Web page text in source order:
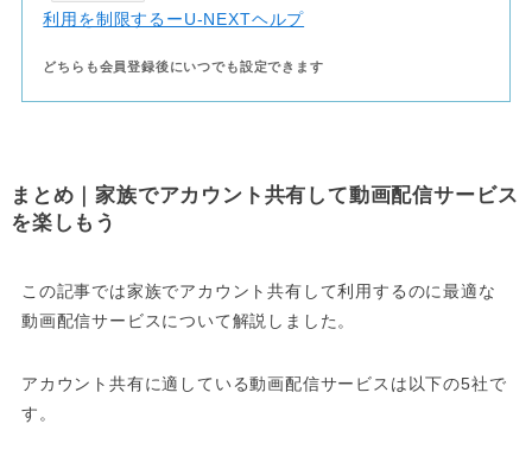
利用を制限するーU-NEXTヘルプ
どちらも会員登録後にいつでも設定できます
まとめ｜家族でアカウント共有して動画配信サービス
を楽しもう
この記事では家族でアカウント共有して利用するのに最適な
動画配信サービスについて解説しました。
アカウント共有に適している動画配信サービスは以下の5社で
す。